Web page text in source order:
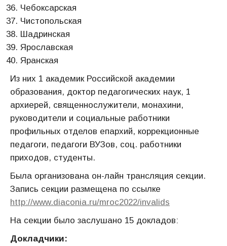
Чебоксарская
Чистопольская
Шадринская
Ярославская
Яранская
Из них 1 академик Российской академии
образования, доктор педагогических наук, 1
архиерей, священнослужители, монахини,
руководители и социальные работники
профильных отделов епархий, коррекционные
педагоги, педагоги ВУЗов, соц. работники
приходов, студенты.
Была организована он-лайн трансляция секции.
Запись секции размещена по ссылке
http://www.diaconia.ru/mroc2022/invalids
На секции было заслушано 15 докладов:
Докладчики: